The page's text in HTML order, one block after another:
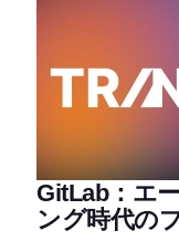
GitLab：エ
ング時代の